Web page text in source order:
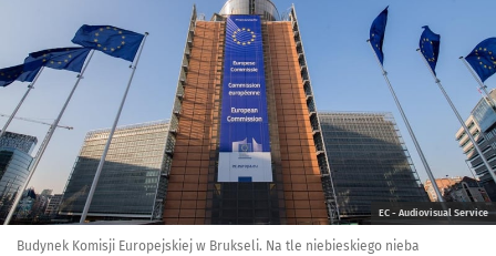
EC - Audiovisual Service
Budynek Komisji Europejskiej w Brukseli. Na tle niebieskiego nieba